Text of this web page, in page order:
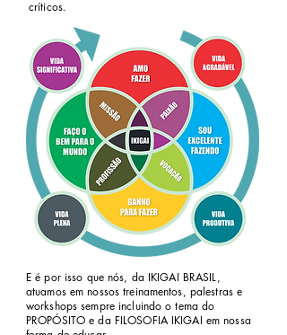
críticos.
E é por isso que nós, da IKIGAI BRASIL,
atuamos em nossos treinamentos, palestras e
workshops sempre incluindo o tema do
PROPÓSITO e da FILOSOFIA IKIGAI em nossa